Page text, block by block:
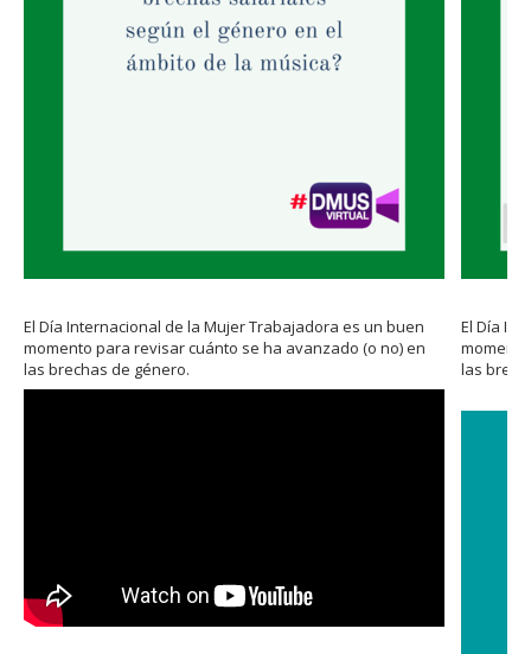
El Día Internacional de la Mujer Trabajadora es un buen
momento para revisar cuánto se ha avanzado (o no) en
las brechas de género.
El Día
las